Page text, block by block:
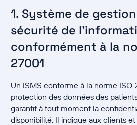
1. Système de
sécurité de
conformément à la
27001
Un ISMS conforme à la norme ISO
protection des données des
garantit à tout moment la
disponibilité. Il indique aux clients